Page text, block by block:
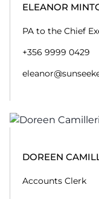
ELEANOR
PA to the Chief
+356 9999 0429
DOREEN
Accounts Clerk